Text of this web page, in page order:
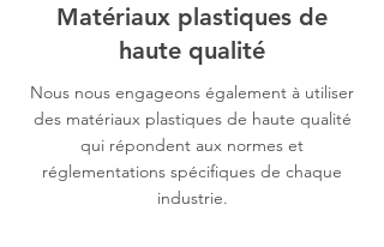
Matériaux plastiques de
haute qualité
Nous nous engageons également à utiliser
des matériaux plastiques de haute qualité
qui répondent aux normes et
réglementations spécifiques de chaque
industrie.